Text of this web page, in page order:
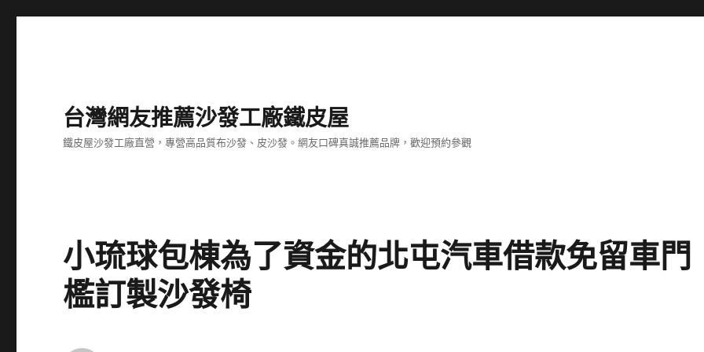
台灣網友推薦沙發工廠鐵皮屋
鐵皮屋沙發工廠直營，專營高品質布沙發、皮沙發。網友口碑真誠推薦品牌，歡迎預約參觀
小琉球包棟為了資金的北屯汽車借款免留車門
檻訂製沙發椅